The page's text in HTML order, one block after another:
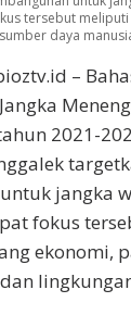
–
2021-
jangka
fokus
ekonomi,